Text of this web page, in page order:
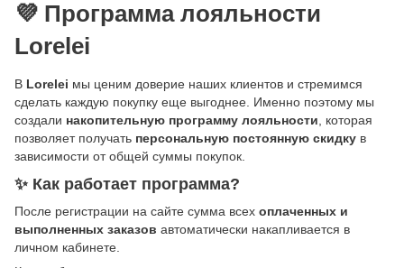
💜 Программа лояльности
Lorelei
В Lorelei мы ценим доверие наших клиентов и стремимся
сделать каждую покупку еще выгоднее. Именно поэтому мы
создали накопительную программу лояльности , которая
позволяет получать персональную постоянную скидку в
зависимости от общей суммы покупок.
✨ Как работает программа?
После регистрации на сайте сумма всех оплаченных и
выполненных заказов автоматически накапливается в
личном кабинете.